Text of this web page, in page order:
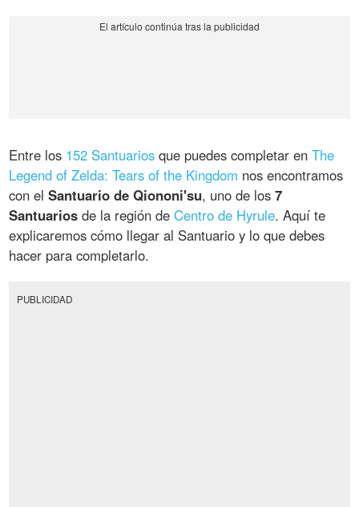
Entre los 152 Santuarios que puedes completar enThe
Legend of Zelda: Tears of the Kingdom nos encontramos
con elSantuario de Qiononi'su, uno de los7
Santuarios de la región deCentro de Hyrule. Aquí te
explicaremos cómo llegar al Santuario y lo que debes
hacer para completarlo.
PUBLICIDAD